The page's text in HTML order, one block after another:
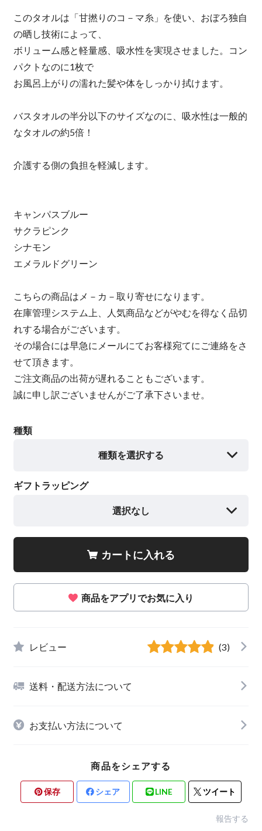
このタオルは「甘撚りのコ－マ糸」を使い、おぼろ独自
の晒し技術によって、
ボリューム感と軽量感、吸水性を実現させました。コン
パクトなのに1枚で
お風呂上がりの濡れた髪や体をしっかり拭けます。
バスタオルの半分以下のサイズなのに、吸水性は一般的
なタオルの約5倍！
介護する側の負担を軽減します。
キャンパスブルー
サクラピンク
シナモン
エメラルドグリーン
こちらの商品はメ－カ－取り寄せになります。
在庫管理システム上、人気商品などがやむを得なく品切
れする場合がございます。
その場合には早急にメールにてお客様宛てにご連絡をさ
せて頂きます。
ご注文商品の出荷が遅れることもございます。
誠に申し訳ございませんがご了承下さいませ。
種類
種類を選択する
ギフトラッピング
選択なし
カートに入れる
商品をアプリでお気に入り
レビュー (3)
送料・配送方法について
お支払い方法について
商品をシェアする
保存 シェア LINE ツイート
報告する